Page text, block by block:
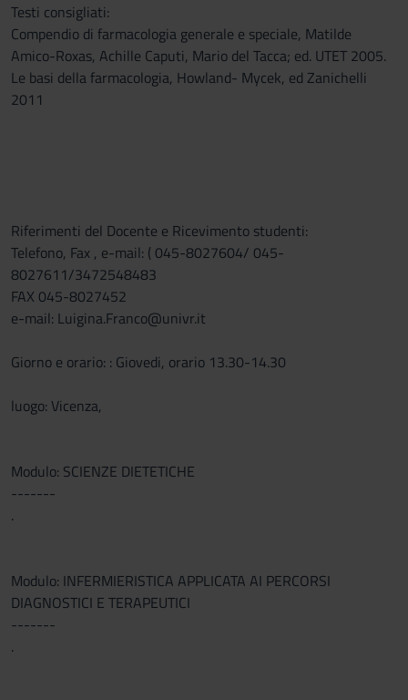
Testi consigliati:
Compendio di farmacologia generale e speciale, Matilde
Amico-Roxas, Achille Caputi, Mario del Tacca; ed. UTET 2005.
Le basi della farmacologia, Howland- Mycek, ed Zanichelli
2011
Riferimenti del Docente e Ricevimento studenti:
Telefono, Fax , e-mail: ( 045-8027604/ 045-
8027611/3472548483
FAX 045-8027452
e-mail: Luigina.Franco@univr.it
Giorno e orario: : Giovedi, orario 13.30-14.30
luogo: Vicenza,
Modulo: SCIENZE DIETETICHE
-------
.
Modulo: INFERMIERISTICA APPLICATA AI PERCORSI
DIAGNOSTICI E TERAPEUTICI
-------
.